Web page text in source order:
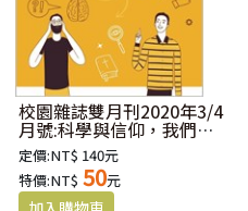
校園雜誌雙月刊2020年3/4
月號:科學與信仰，我們來
對話吧！
定價:NT$ 140元
特價:NT$ 50元